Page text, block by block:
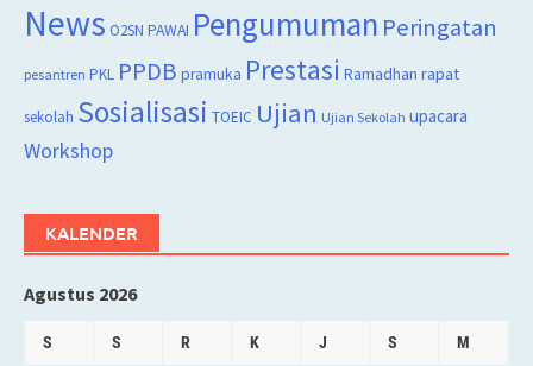
News O2SN PAWAI Pengumuman Peringatan
pesantren PKL PPDB pramuka Prestasi Ramadhan rapat
sekolah Sosialisasi TOEIC Ujian Ujian Sekolah upacara
Workshop
KALENDER
Agustus 2026
S S R K J S M